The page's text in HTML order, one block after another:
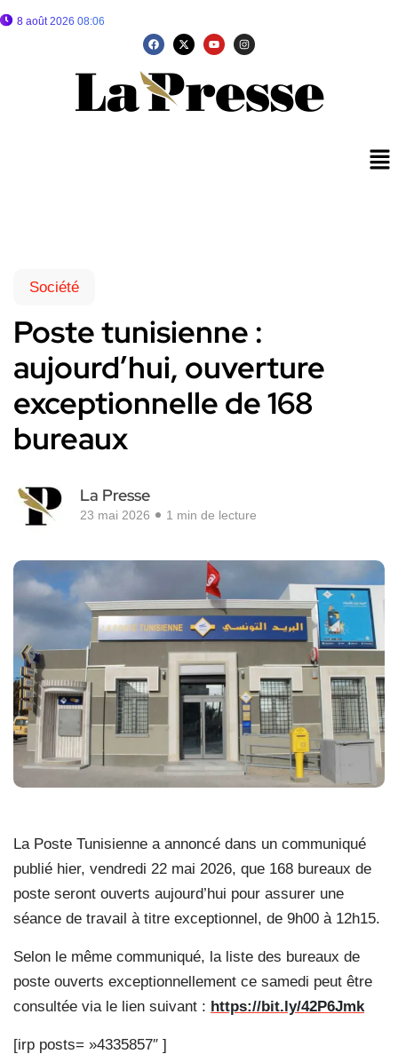
8 août 2026 08:06
Société
Poste tunisienne :
aujourd’hui, ouverture
exceptionnelle de 168
bureaux
La Presse
23 mai 2026 1 min de lecture
La Poste Tunisienne a annoncé dans un communiqué
publié hier, vendredi 22 mai 2026, que 168 bureaux de
poste seront ouverts aujourd’hui pour assurer une
séance de travail à titre exceptionnel, de 9h00 à 12h15.
Selon le même communiqué, la liste des bureaux de
poste ouverts exceptionnellement ce samedi peut être
consultée via le lien suivant : https://bit.ly/42P6Jmk
[irp posts= »4335857″ ]